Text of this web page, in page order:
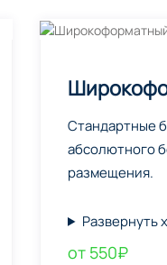
Стандартные
абсолютного
размещения.
Развернуть
от 550₽